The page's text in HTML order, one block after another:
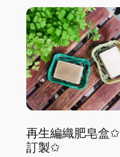
再生編織肥皂盒✩
訂製✩